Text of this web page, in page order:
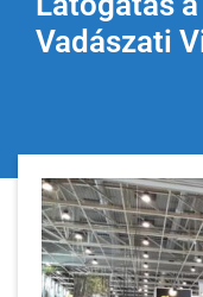
Vadászati